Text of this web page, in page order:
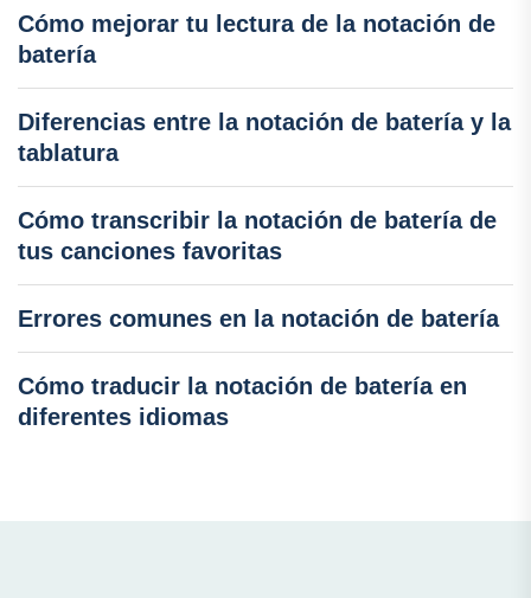
Cómo mejorar tu lectura de la notación de
batería
Diferencias entre la notación de batería y la
tablatura
Cómo transcribir la notación de batería de
tus canciones favoritas
Errores comunes en la notación de batería
Cómo traducir la notación de batería en
diferentes idiomas